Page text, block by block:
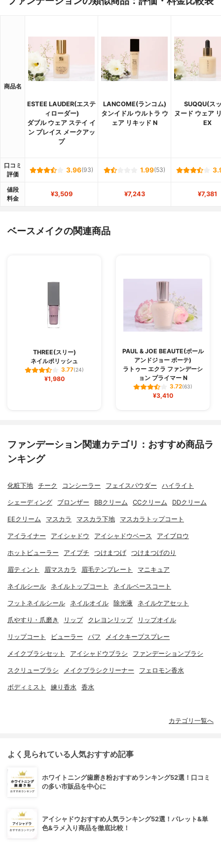
商品名
ESTEE LAUDER(エステ
ィローダー)
ダブル ウェア ステイ イ
ン プレイス メークアッ
プ
LANCOME(ランコム)
タンイドル ウルトラ ウ
ェア リキッド N
SUQQU(ス
ヌード ウェア
EX
口コミ
評価
3.96(93) 1.99(53)
値段
料金
¥3,509 ¥7,243 ¥7,381
ベースメイクの関連商品
THREE(スリー)
ネイルポリッシュ
3.77(24)
¥1,980
PAUL & JOE BEAUTE(ポール
アンドジョー ボーテ)
ラトゥー エクラ ファンデーシ
ョン プライマー N
3.72(63)
¥3,410
ファンデーション関連カテゴリ：おすすめ商品ラ
ンキング
化粧下地 チーク コンシーラー フェイスパウダー ハイライト
シェーディング ブロンザー BBクリーム CCクリーム DDクリーム
EEクリーム マスカラ マスカラ下地 マスカラトップコート
アイライナー アイシャドウ アイシャドウベース アイブロウ
ホットビューラー アイプチ つけまつげ つけまつげのり
眉ティント 眉マスカラ 眉毛テンプレート マニキュア
ネイルシール ネイルトップコート ネイルベースコート
フットネイルシール ネイルオイル 除光液 ネイルケアセット
爪やすり・爪磨き リップ クレヨンリップ リップオイル
リップコート ビューラー パフ メイクキープスプレー
メイクブラシセット アイシャドウブラシ ファンデーションブラシ
スクリューブラシ メイクブラシクリーナー フェロモン香水
ボディミスト 練り香水 香水
カテゴリ一覧へ
よく見られている人気おすすめ記事
ホワイトニング歯磨き粉おすすめランキング52選！口コミ
の多い市販品を中心に
アイシャドウおすすめ人気ランキング52選！パレット&単
色&ラメ入り商品を徹底比較！